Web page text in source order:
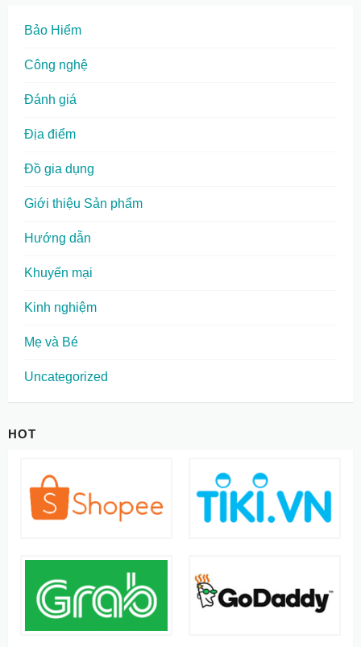
Bảo Hiểm
Công nghệ
Đánh giá
Địa điểm
Đồ gia dụng
Giới thiệu Sản phẩm
Hướng dẫn
Khuyến mại
Kinh nghiệm
Mẹ và Bé
Uncategorized
HOT